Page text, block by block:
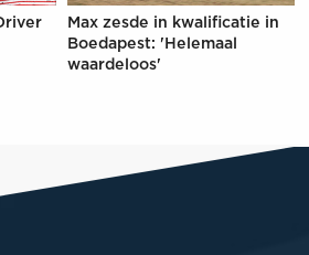
Max zesde in kwalificatie in
Boedapest: 'Helemaal
waardeloos'